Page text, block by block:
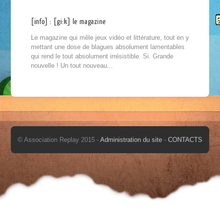
[info] : [gi:k] le magazine
Le magazine qui mêle jeux vidéo et littérature, tout en y
mettant une dose de blagues absolument lamentables
qui rend le tout absolument irrésistible. Si. Grande
nouvelle ! Un tout nouveau...
© Association Replay 2015 - Administration du site - CONTACTS